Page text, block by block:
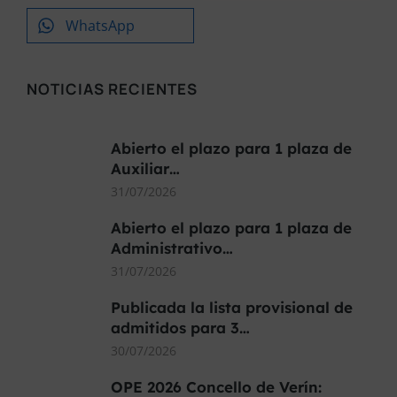
WhatsApp
NOTICIAS RECIENTES
Abierto el plazo para 1 plaza de
Auxiliar…
31/07/2026
Abierto el plazo para 1 plaza de
Administrativo…
31/07/2026
Publicada la lista provisional de
admitidos para 3…
30/07/2026
OPE 2026 Concello de Verín: